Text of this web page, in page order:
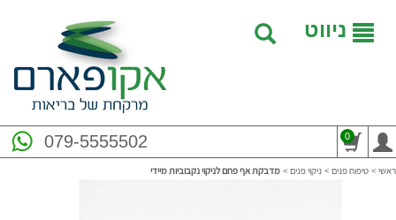
ניווט
079-5555502 0
ראשי > טיפוח פנים > ניקוי פנים > מדבקת אף פחם לניקוי נקבוביות מיידי